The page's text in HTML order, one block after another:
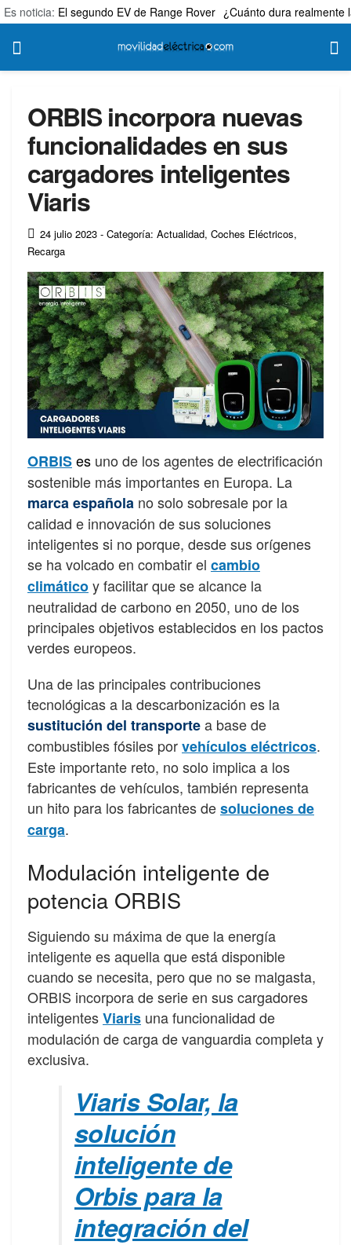
Es noticia: El segundo EV de Range Rover ¿Cuánto dura realmente
ORBIS incorpora nuevas
funcionalidades en sus
cargadores inteligentes
Viaris
24 julio 2023 - Categoría: Actualidad, Coches Eléctricos,
Recarga
ORBISes uno de los agentes de electrificación
sostenible más importantes en Europa. La
marca española no solo sobresale por la
calidad e innovación de sus soluciones
inteligentes si no porque, desde sus orígenes
se ha volcado en combatir el cambio
climáticoy facilitar que se alcance la
neutralidad de carbono en 2050, uno de los
principales objetivos establecidos en los pactos
verdes europeos.
Una de las principales contribuciones
tecnológicas a la descarbonización es la
sustitución del transportea base de
combustibles fósiles porvehículos eléctricos.
Este importante reto, no solo implica a los
fabricantes de vehículos, también representa
un hito para los fabricantes desoluciones de
carga.
Modulación inteligente de
potencia ORBIS
Siguiendo su máxima de que la energía
inteligente es aquella que está disponible
cuando se necesita, pero que no se malgasta,
ORBIS incorpora de serie en sus cargadores
inteligentesViaris una funcionalidad de
modulación de carga de vanguardia completa y
exclusiva.
Viaris Solar, la
solución
inteligente de
Orbis para la
integración del